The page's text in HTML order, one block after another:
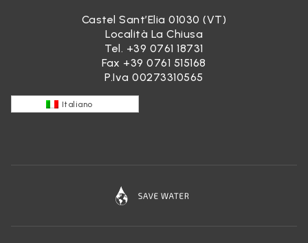
Castel Sant’Elia 01030 (VT)
Località La Chiusa
Tel. +39 0761 18731
Fax +39 0761 515168
P.Iva 00273310565
Italiano